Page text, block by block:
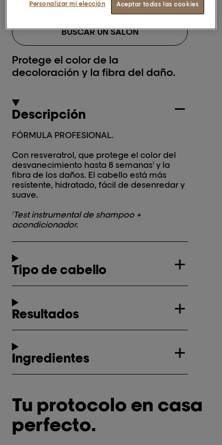
Protege el color de la
decoloración y la fibra del daño.
BUSCAR UN SALÓN
Descripción
FÓRMULA PROFESIONAL.
Con resveratrol, que protege el color del
desvanecimiento hasta 8 semanas1 y la
fibra de los daños. El cabello está más
resistente, hidratado, fácil de desenredar y
suave.
1Test instrumental de shampoo +
acondicionador.
Tipo de cabello
Resultados
Ingredientes
Tu protocolo en casa
perfecto.
Aceptar todas las cookies
Personalizar mi elección